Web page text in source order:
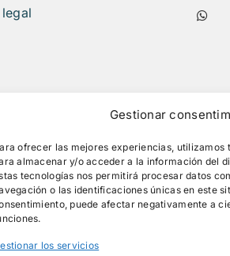
Gestionar
ofrecer las mejores experiencias, utilizamos
almacenar y/o acceder a la información del
tecnologías nos permitirá procesar datos
o las identificaciones únicas en este
puede afectar negativamente a
los servicios